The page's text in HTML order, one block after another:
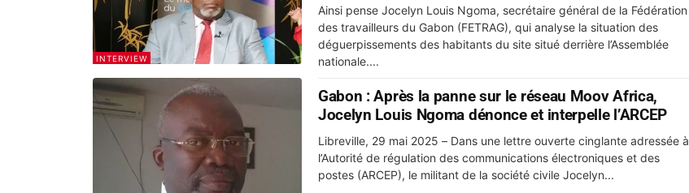
INTERVIEW
Ainsi pense Jocelyn Louis Ngoma, secrétaire général de la Fédération
des travailleurs du Gabon (FETRAG), qui analyse la situation des
déguerpissements des habitants du site situé derrière l’Assemblée
nationale....
Gabon : Après la panne sur le réseau Moov Africa,
Jocelyn Louis Ngoma dénonce et interpelle l’ARCEP
Libreville, 29 mai 2025 – Dans une lettre ouverte cinglante adressée à
l’Autorité de régulation des communications électroniques et des
postes (ARCEP), le militant de la société civile Jocelyn...